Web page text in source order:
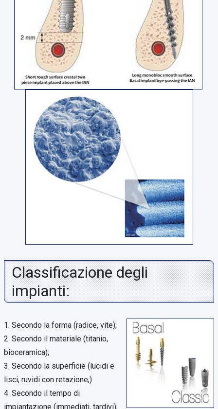
Classificazione degli
impianti:
1. Secondo la forma (radice, vite);
2. Secondo il materiale (titanio,
bioceramica);
3. Secondo la superficie (lucidi e
lisci, ruvidi con retazione;)
4. Secondo il tempo di
impiantazione (immediati, tardivi);